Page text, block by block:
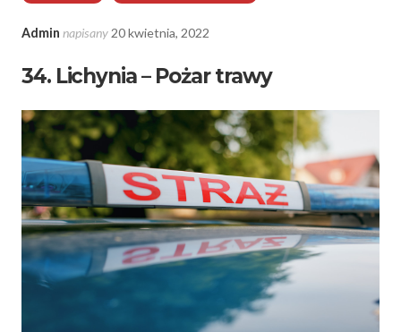
Admin napisany20 kwietnia, 2022
34. Lichynia – Pożar trawy